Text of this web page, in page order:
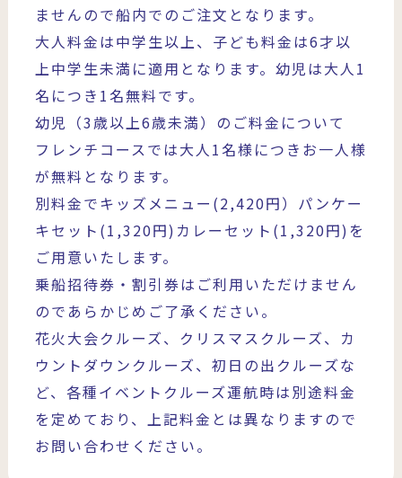
ませんので船内でのご注文となります。
大人料金は中学生以上、子ども料金は6才以
上中学生未満に適用となります。幼児は大人1
名につき1名無料です。
幼児（3歳以上6歳未満）のご料金について
フレンチコースでは大人1名様につきお一人様
が無料となります。
別料金でキッズメニュー(2,420円）パンケー
キセット(1,320円)カレーセット(1,320円)を
ご用意いたします。
乗船招待券・割引券はご利用いただけません
のであらかじめご了承ください。
花火大会クルーズ、クリスマスクルーズ、カ
ウントダウンクルーズ、初日の出クルーズな
ど、各種イベントクルーズ運航時は別途料金
を定めており、上記料金とは異なりますので
お問い合わせください。